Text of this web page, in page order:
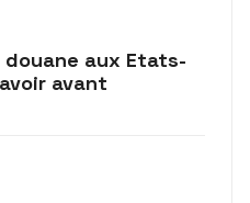
aux Etats-
avant